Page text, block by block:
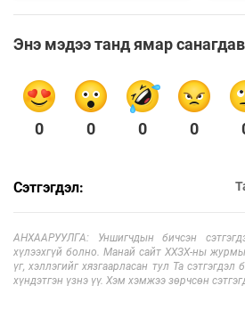
Энэ мэдээ танд ямар
0 0 0 0
Сэтгэгдэл:
АНХААРУУЛГА: Уншигчдын бичсэн
хүлээхгүй болно. Манай сайт ХХЗХ-ны
үг, хэллэгийг хязгаарласан тул Та
хүндэтгэн үзнэ үү. Хэм хэмжээ зөрчсөн